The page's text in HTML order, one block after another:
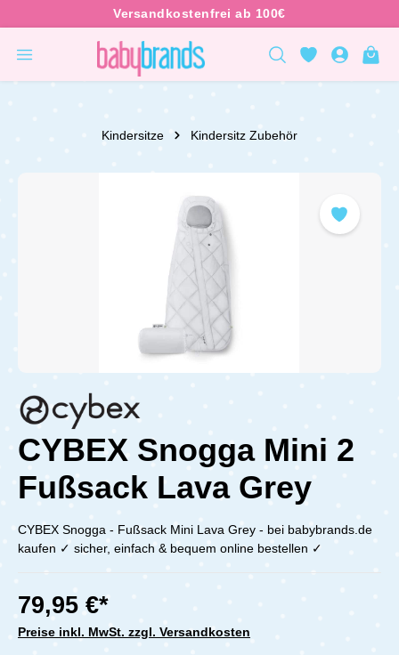
Kindersitze Kindersitz Zubehör
CYBEX Snogga Mini 2
Fußsack Lava Grey
CYBEX Snogga - Fußsack Mini Lava Grey - bei babybrands.de
kaufen ✓ sicher, einfach & bequem online bestellen ✓
79,95 €*
Preise inkl. MwSt. zzgl. Versandkosten